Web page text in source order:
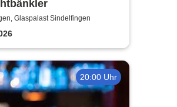
Glaspalast Sindelfingen
20:00 Uhr